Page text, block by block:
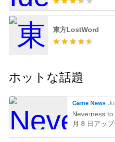
東方LostWord
ホットな話題
Game News
Neverness to
月 8 日アップ